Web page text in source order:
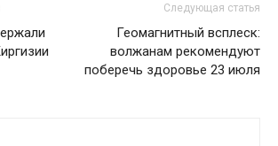
Следующая статья
Геомагнитный всплеск:
волжанам рекомендуют
поберечь здоровье 23 июля